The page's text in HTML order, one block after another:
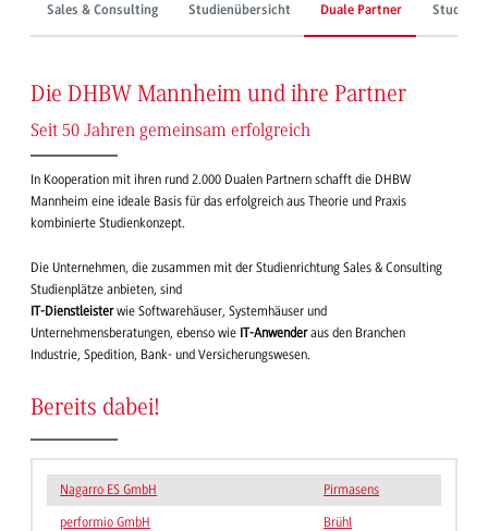
Sales & Consulting Studienübersicht Duale Partner
Die DHBW Mannheim und ihre Partner
Seit 50 Jahren gemeinsam erfolgreich
In Kooperation mit ihren rund 2.000 Dualen Partnern schafft die DHBW
Mannheim eine ideale Basis für das erfolgreich aus Theorie und Praxis
kombinierte Studienkonzept.
Die Unternehmen, die zusammen mit der Studienrichtung Sales & Consulting
Studienplätze anbieten, sind
IT-Dienstleisterwie Softwarehäuser, Systemhäuser und
Unternehmensberatungen, ebenso wie IT-Anwenderaus den Branchen
Industrie, Spedition, Bank- und Versicherungswesen.
Bereits dabei!
Nagarro ES GmbH Pirmasens
performio GmbH Brühl